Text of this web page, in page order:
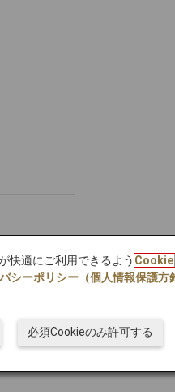
快適にご利用できるよう Cookie
シーポリシー（個人情報保護方
必須Cookieのみ許可する